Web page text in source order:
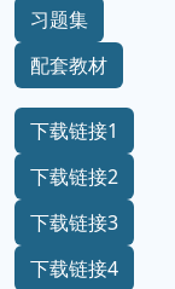
习题集
配套教材
下载链接1
下载链接2
下载链接3
下载链接4